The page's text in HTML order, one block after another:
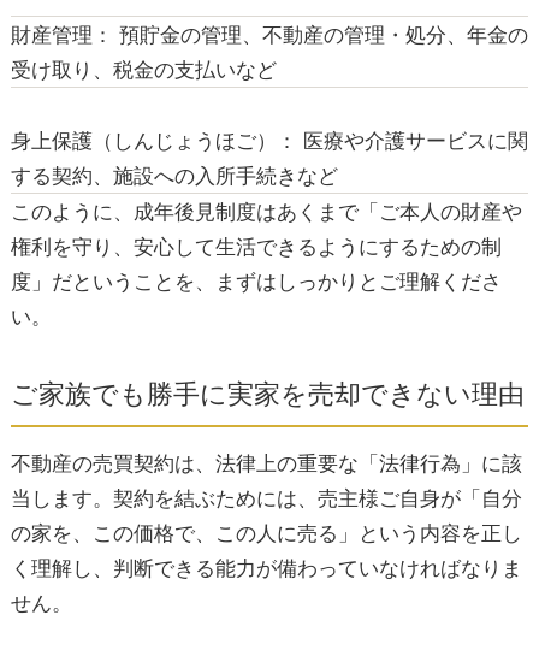
る際の注意点・よくある失敗談
んでしまい大後悔…
失敗談②：売却資金を親族の生活費や家のリフ
ォームに使おうとした
「徳島市 不動産売却 空き家」問題における維持
費のリスク
4. 徳島市の地域特性を踏まえた不動産売却を成功
させるコツ
財産管理： 預貯金の管理、不動産の管理・処分、年金の
受け取り、税金の支払いなど
身上保護（しんじょうほご）： 医療や介護サービスに関
する契約、施設への入所手続きなど
このように、成年後見制度はあくまで「ご本人の財産や
権利を守り、安心して生活できるようにするための制
度」だということを、まずはしっかりとご理解くださ
い。
ご家族でも勝手に実家を売却できない理由
不動産の売買契約は、法律上の重要な「法律行為」に該
当します。契約を結ぶためには、売主様ご自身が「自分
の家を、この価格で、この人に売る」という内容を正し
く理解し、判断できる能力が備わっていなければなりま
せん。